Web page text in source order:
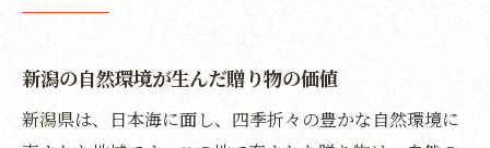
心温まる贈り物がもたらす豊かな交流
お歳暮選びで見える贈る人の心遣い
新潟の自然環境が生んだ贈り物の価値
新潟県は、日本海に面し、四季折々の豊かな自然環境に